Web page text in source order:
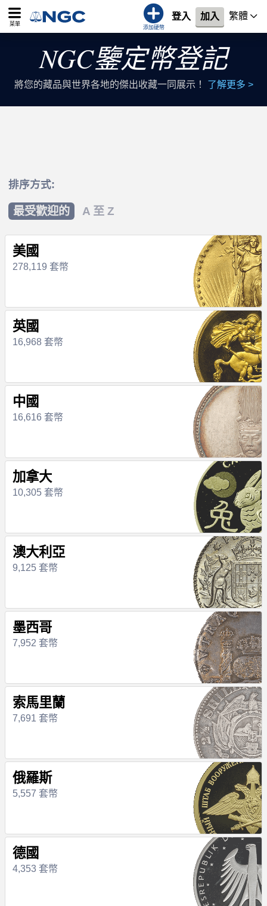
菜單
添加硬幣
登入 加入 繁體
NGC鑒定幣登記
將您的藏品與世界各地的傑出收藏一同展示！ 了解更多 >
排序方式:
最受歡迎的 A 至 Z
美國
278,119 套幣
英國
16,968 套幣
中國
16,616 套幣
加拿大
10,305 套幣
澳大利亞
9,125 套幣
墨西哥
7,952 套幣
索馬里蘭
7,691 套幣
俄羅斯
5,557 套幣
德國
4,353 套幣